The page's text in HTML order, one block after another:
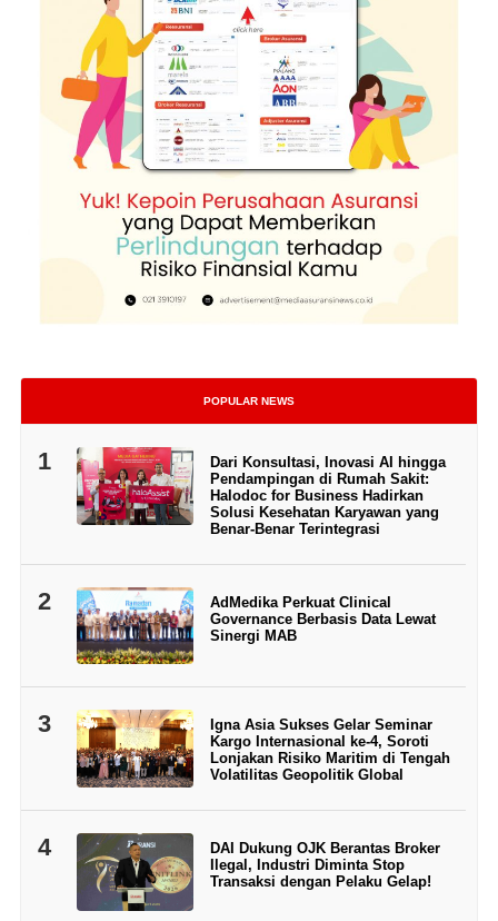
POPULAR NEWS
1
Dari Konsultasi, Inovasi AI hingga
Pendampingan di Rumah Sakit:
Halodoc for Business Hadirkan
Solusi Kesehatan Karyawan yang
Benar-Benar Terintegrasi
2
AdMedika Perkuat Clinical
Governance Berbasis Data Lewat
Sinergi MAB
3
Igna Asia Sukses Gelar Seminar
Kargo Internasional ke-4, Soroti
Lonjakan Risiko Maritim di Tengah
Volatilitas Geopolitik Global
4
DAI Dukung OJK Berantas Broker
Ilegal, Industri Diminta Stop
Transaksi dengan Pelaku Gelap!